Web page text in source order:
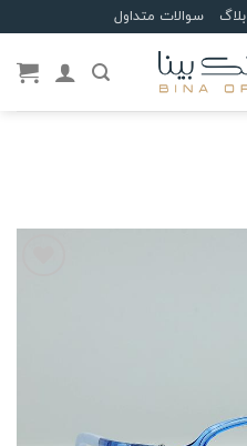
بلاگ سوالات متداول